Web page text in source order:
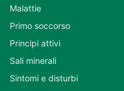
Malattie
Primo soccorso
Principi attivi
Sali minerali
Sintomi e disturbi